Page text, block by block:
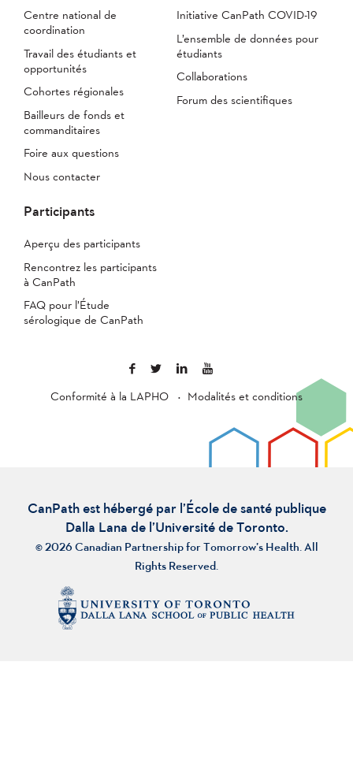
Centre national de
coordination
Travail des étudiants et
opportunités
Cohortes régionales
Bailleurs de fonds et
commanditaires
Foire aux questions
Nous contacter
Initiative CanPath COVID-19
L’ensemble de données pour
étudiants
Collaborations
Forum des scientifiques
Participants
Aperçu des participants
Rencontrez les participants
à CanPath
FAQ pour l’Étude
sérologique de CanPath
Conformité à la LAPHO Modalités et conditions
CanPath est hébergé par l’École de santé publique
Dalla Lana de l’Université de Toronto.
© 2026 Canadian Partnership for Tomorrow’s Health. All
Rights Reserved.